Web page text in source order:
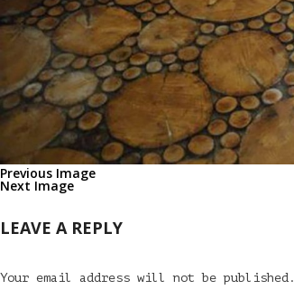
Previous Image
Next Image
LEAVE A REPLY
Your email address will not be published.